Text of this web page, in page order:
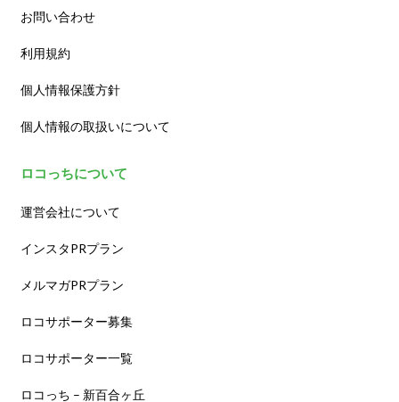
お問い合わせ
利用規約
個人情報保護方針
個人情報の取扱いについて
ロコっちについて
運営会社について
インスタPRプラン
メルマガPRプラン
ロコサポーター募集
ロコサポーター一覧
ロコっち – 新百合ヶ丘